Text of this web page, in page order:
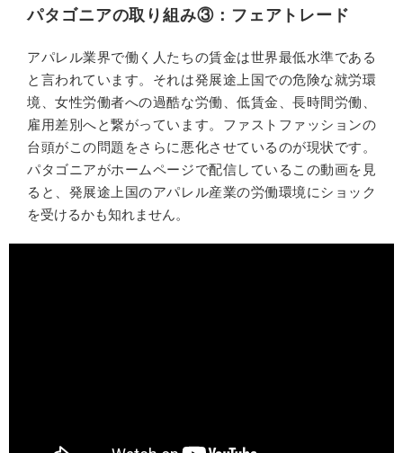
パタゴニアの取り組み③：フェアトレード
アパレル業界で働く人たちの賃金は世界最低水準である
と言われています。それは発展途上国での危険な就労環
境、女性労働者への過酷な労働、低賃金、長時間労働、
雇用差別へと繋がっています。ファストファッションの
台頭がこの問題をさらに悪化させているのが現状です。
パタゴニアがホームページで配信しているこの動画を見
ると、発展途上国のアパレル産業の労働環境にショック
を受けるかも知れません。